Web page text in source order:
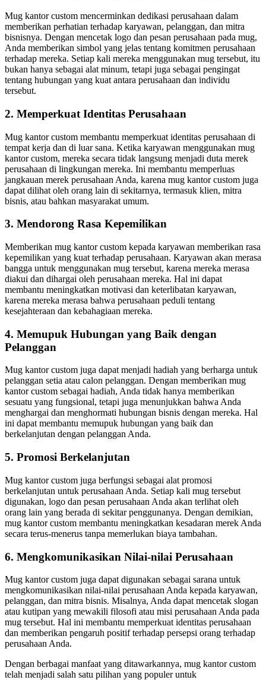
Mug kantor custom mencerminkan dedikasi perusahaan dalam
memberikan perhatian terhadap karyawan, pelanggan, dan mitra
bisnisnya. Dengan mencetak logo dan pesan perusahaan pada mug,
Anda memberikan simbol yang jelas tentang komitmen perusahaan
terhadap mereka. Setiap kali mereka menggunakan mug tersebut, itu
bukan hanya sebagai alat minum, tetapi juga sebagai pengingat
tentang hubungan yang kuat antara perusahaan dan individu
tersebut.
2. Memperkuat Identitas Perusahaan
Mug kantor custom membantu memperkuat identitas perusahaan di
tempat kerja dan di luar sana. Ketika karyawan menggunakan mug
kantor custom, mereka secara tidak langsung menjadi duta merek
perusahaan di lingkungan mereka. Ini membantu memperluas
jangkauan merek perusahaan Anda, karena mug kantor custom juga
dapat dilihat oleh orang lain di sekitarnya, termasuk klien, mitra
bisnis, atau bahkan masyarakat umum.
3. Mendorong Rasa Kepemilikan
Memberikan mug kantor custom kepada karyawan memberikan rasa
kepemilikan yang kuat terhadap perusahaan. Karyawan akan merasa
bangga untuk menggunakan mug tersebut, karena mereka merasa
diakui dan dihargai oleh perusahaan mereka. Hal ini dapat
membantu meningkatkan motivasi dan keterlibatan karyawan,
karena mereka merasa bahwa perusahaan peduli tentang
kesejahteraan dan kebahagiaan mereka.
4. Memupuk Hubungan yang Baik dengan
Pelanggan
Mug kantor custom juga dapat menjadi hadiah yang berharga untuk
pelanggan setia atau calon pelanggan. Dengan memberikan mug
kantor custom sebagai hadiah, Anda tidak hanya memberikan
sesuatu yang fungsional, tetapi juga menunjukkan bahwa Anda
menghargai dan menghormati hubungan bisnis dengan mereka. Hal
ini dapat membantu memupuk hubungan yang baik dan
berkelanjutan dengan pelanggan Anda.
5. Promosi Berkelanjutan
Mug kantor custom juga berfungsi sebagai alat promosi
berkelanjutan untuk perusahaan Anda. Setiap kali mug tersebut
digunakan, logo dan pesan perusahaan Anda akan terlihat oleh
orang lain yang berada di sekitar penggunanya. Dengan demikian,
mug kantor custom membantu meningkatkan kesadaran merek Anda
secara terus-menerus tanpa memerlukan biaya tambahan.
6. Mengkomunikasikan Nilai-nilai Perusahaan
Mug kantor custom juga dapat digunakan sebagai sarana untuk
mengkomunikasikan nilai-nilai perusahaan Anda kepada karyawan,
pelanggan, dan mitra bisnis. Misalnya, Anda dapat mencetak slogan
atau kutipan yang mewakili filosofi atau misi perusahaan Anda pada
mug tersebut. Hal ini membantu memperkuat identitas perusahaan
dan memberikan pengaruh positif terhadap persepsi orang terhadap
perusahaan Anda.
Dengan berbagai manfaat yang ditawarkannya, mug kantor custom
telah menjadi salah satu pilihan yang populer untuk